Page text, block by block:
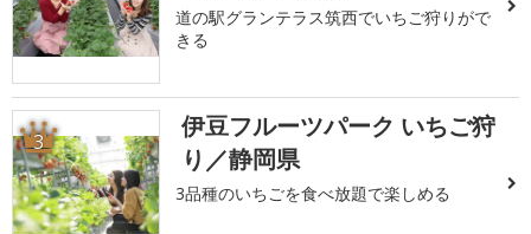
道の駅グランテラス筑西でいちご狩りがで
きる
3
伊豆フルーツパーク いちご狩
り／静岡県
3品種のいちごを食べ放題で楽しめる